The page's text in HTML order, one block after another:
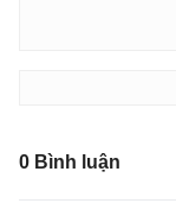
0 Bình luận